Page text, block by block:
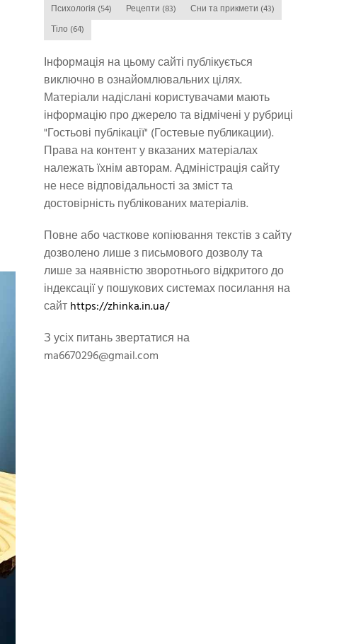
Психологія (54) Рецепти (83) Сни та прикмети (43)
Тіло (64)
Інформація на цьому сайті публікується
виключно в ознайомлювальних цілях.
Матеріали надіслані користувачами мають
інформацію про джерело та відмічені у рубриці
"Гостьові публікації" (Гостевые публикации).
Права на контент у вказаних матеріалах
належать їхнім авторам. Адміністрація сайту
не несе відповідальності за зміст та
достовірність публікованих матеріалів.
Повне або часткове копіювання текстів з сайту
дозволено лише з письмового дозволу та
лише за наявністю зворотнього відкритого до
індексації у пошукових системах посилання на
сайтhttps://zhinka.in.ua/
З усіх питань звертатися на
ma6670296@gmail.com